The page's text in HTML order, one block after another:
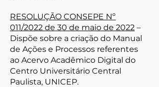
RESOLUÇÃO CONSEPE Nº
011/2022 de 30 de maio de 2022 –
Dispõe sobre a criação do Manual
de Ações e Processos referentes
ao Acervo Acadêmico Digital do
Centro Universitário Central
Paulista, UNICEP.